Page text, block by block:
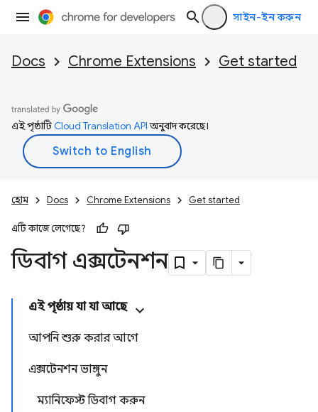
সাইন-ইন করুন
Docs Chrome Extensions Get started
এই পৃষ্ঠাটিCloud Translation APIঅনুবাদ করেছে।
হোম Docs Chrome Extensions Get started
এটি কাজে লেগেছে?
ডিবাগ এক্সটেনশন
এই পৃষ্ঠায় যা যা আছে
আপনি শুরু করার আগে
এক্সটেনশন ভাঙ্গুন
ম্যানিফেস্ট ডিবাগ করুন